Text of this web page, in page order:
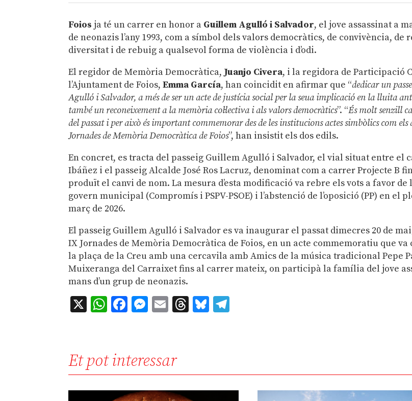
Foios ja té un carrer en honor a Guillem Agulló i Salvador, el jove assassinat a
de neonazis l’any 1993, com a símbol dels valors democràtics, de convivència, de
diversitat i de rebuig a qualsevol forma de violència i d’odi.
El regidor de Memòria Democràtica, Juanjo Civera, i la regidora de Participació
l’Ajuntament de Foios,Emma García, han coincidit en afirmar que “dedicar un
Agulló i Salvador, a més de ser un acte de justícia social per la seua implicació en la lluita
també un reconeixement a la memòria col·lectiva i als valors democràtics”. “És molt senzill
del passat i per això és important commemorar des de les institucions actes simbòlics com els
Jornades de Memòria Democràtica de Foios”, han insistit els dos edils.
En concret, es tracta del passeig Guillem Agulló i Salvador, el vial situat entre el
Ibáñez i el passeig Alcalde José Ros Lacruz, denominat com a carrer Projecte B
produït el canvi de nom. La mesura d’esta modificació va rebre els vots a favor de
govern municipal (Compromís i PSPV-PSOE) i l’abstenció de l’oposició (PP) en el
març de 2026.
El passeig Guillem Agulló i Salvador es va inaugurar el passat dimecres 20 de
IX Jornades de Memòria Democràtica de Foios, en un acte commemoratiu que va
la plaça de la Creu amb una cercavila amb Amics de la música tradicional Pepe
Muixeranga del Carraixet fins al carrer mateix, on participà la família del jove
mans d’un grup de neonazis.
X WhatsApp
Facebook
Messenger
EmailThreads
Bluesky
Et pot interessar